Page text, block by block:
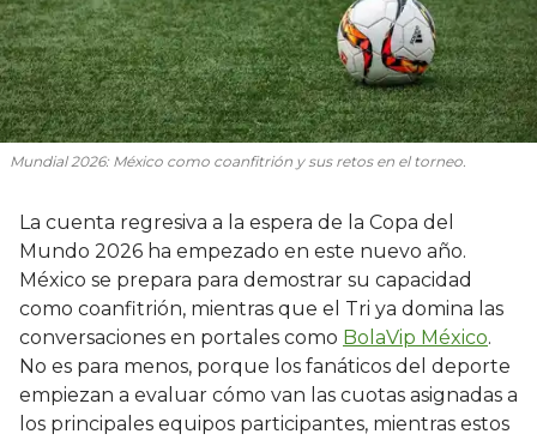
Mundial 2026: México como coanfitrión y sus retos en el torneo.
La cuenta regresiva a la espera de la Copa del
Mundo 2026 ha empezado en este nuevo año.
México se prepara para demostrar su capacidad
como coanfitrión, mientras que el Tri ya domina las
conversaciones en portales como BolaVip México.
No es para menos, porque los fanáticos del deporte
empiezan a evaluar cómo van las cuotas asignadas a
los principales equipos participantes, mientras estos